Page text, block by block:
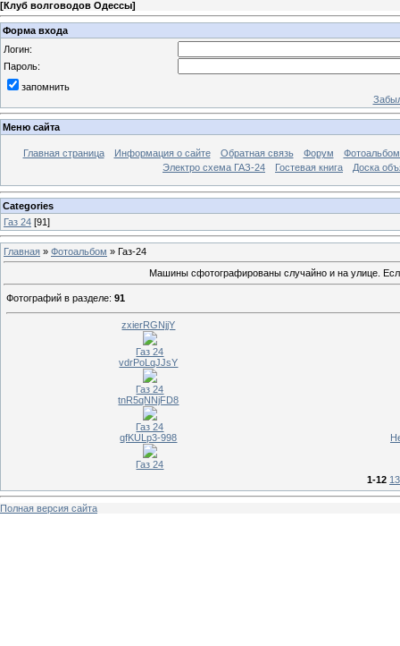
[Клуб волговодов Одессы]
Форма входа
Логин:
Пароль:
запомнить
Меню сайта
Главная страница Информация о сайте Обратная связь Форум
Электро схема ГАЗ-24
Гостевая книга Доска
Categories
Газ 24 [91]
Главная » Фотоальбом » Газ-24
Машины сфотографированы случайно и на улице.
Фотографий в разделе: 91
zxierRGNjjY
Газ 24
vdrPoLqJJsY
Газ 24
tnR5qNNjFD8
Газ 24
qfKULp3-998
Газ 24
1-12
Полная версия сайта